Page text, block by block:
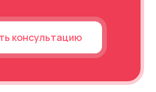
консультацию